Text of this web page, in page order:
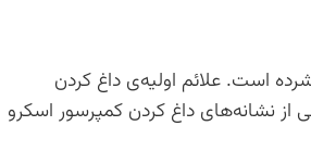
است. علائم اولیه‌ی داغ کردن
از نشانه‌های داغ کردن کمپرسور اسکرو